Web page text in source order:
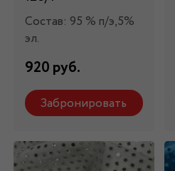
Состав: 95 % п/э,5%
эл.
920 руб.
Забронировать